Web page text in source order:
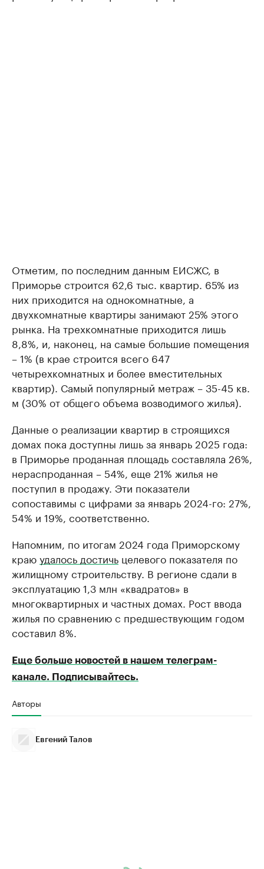
Отметим, по последним данным ЕИСЖС, в
Приморье строится 62,6 тыс. квартир. 65% из
них приходится на однокомнатные, а
двухкомнатные квартиры занимают 25% этого
рынка. На трехкомнатные приходится лишь
8,8%, и, наконец, на самые большие помещения
– 1% (в крае строится всего 647
четырехкомнатных и более вместительных
квартир). Самый популярный метраж – 35-45 кв.
м (30% от общего объема возводимого жилья).
Данные о реализации квартир в строящихся
домах пока доступны лишь за январь 2025 года:
в Приморье проданная площадь составляла 26%,
нераспроданная – 54%, еще 21% жилья не
поступил в продажу. Эти показатели
сопоставимы с цифрами за январь 2024-го: 27%,
54% и 19%, соответственно.
Напомним, по итогам 2024 года Приморскому
краюудалось достичь целевого показателя по
жилищному строительству. В регионе сдали в
эксплуатацию 1,3 млн «квадратов» в
многоквартирных и частных домах. Рост ввода
жилья по сравнению с предшествующим годом
составил 8%.
Еще больше новостей в нашем телеграм-
канале. Подписывайтесь.
Авторы
Евгений Талов